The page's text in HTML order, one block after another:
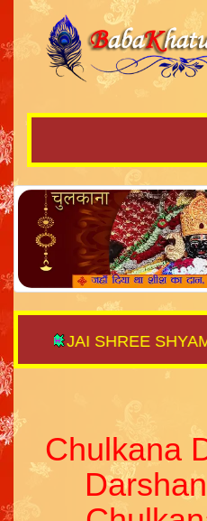
JAI SHREE SHYAM JI
Chulkana